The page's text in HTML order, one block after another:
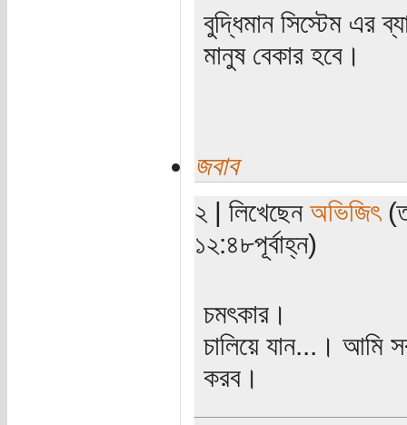
বুদ্ধিমান সিস্টেম এর
মানুষ বেকার হবে।
জবাব
২ | লিখেছেন অভিজিৎ
১২:৪৮পূর্বাহ্ন)
চমৎকার।
চালিয়ে যান...। আমি
করব।